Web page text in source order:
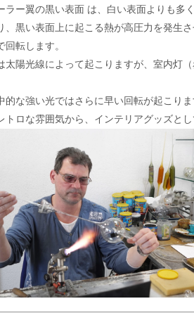
ラー翼の黒い表面 は、白い表面よりも多
、黒い表面上に起こる熱が高圧力を発生
回転します。
太陽光線によって起こりますが、室内灯
的な強い光ではさらに早い回転が起こりま
トロな雰囲気から、インテリアグッズとし